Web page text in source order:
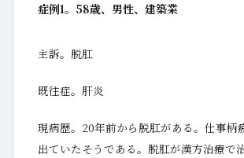
症例1。58歳、男性、建築業
主訴。脱肛
既往症。肝炎
現病歴。20年前から脱肛がある。仕事柄
出ていたそうである。脱肛が漢方治療で